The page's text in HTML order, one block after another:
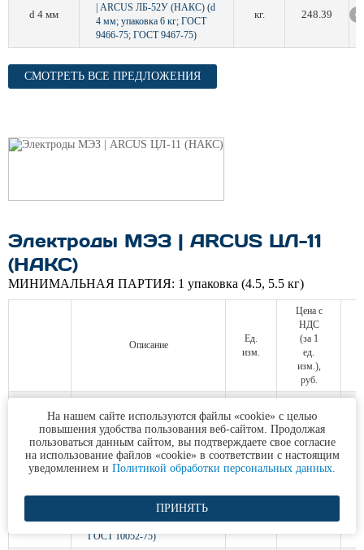
d 4 мм
| ARCUS ЛБ-52У (НАКС) (d
4 мм; упаковка 6 кг; ГОСТ
9466-75; ГОСТ 9467-75)
кг. 248.39
СМОТРЕТЬ ВСЕ ПРЕДЛОЖЕНИЯ
Электроды МЭЗ | ARCUS ЦЛ-11
(НАКС)
МИНИМАЛЬНАЯ ПАРТИЯ: 1 упаковка (4.5, 5.5 кг)
Описание
Ед.
изм.
Цена с
НДС
(за 1
ед.
изм.),
руб.
d 3 мм
ЦЛ-11 (НАКС) (d 3 мм;
упаковка 4.5 кг; МЭЗ |
ARCUS; ГОСТ 9466-75;
ГОСТ 10052-75)
кг. 802.32
ЦЛ-11 (НАКС) (d 4 мм;
упаковка 5 кг; МЭЗ |
ARCUS; ГОСТ 9466-75;
ГОСТ 10052-75)
На нашем сайте используются файлы «cookie» с целью
повышения удобства пользования веб-сайтом. Продолжая
пользоваться данным сайтом, вы подтверждаете свое согласие
на использование файлов «cookie» в соответствии с настоящим
уведомлением и Политикой обработки персональных данных.
ПРИНЯТЬ